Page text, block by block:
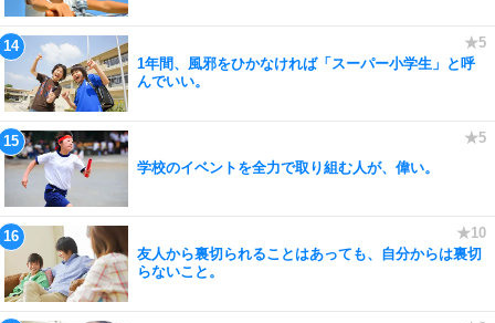
1年間、風邪をひかなければ「スーパー小学生」と呼
んでいい。
学校のイベントを全力で取り組む人が、偉い。
友人から裏切られることはあっても、自分からは裏切
らないこと。